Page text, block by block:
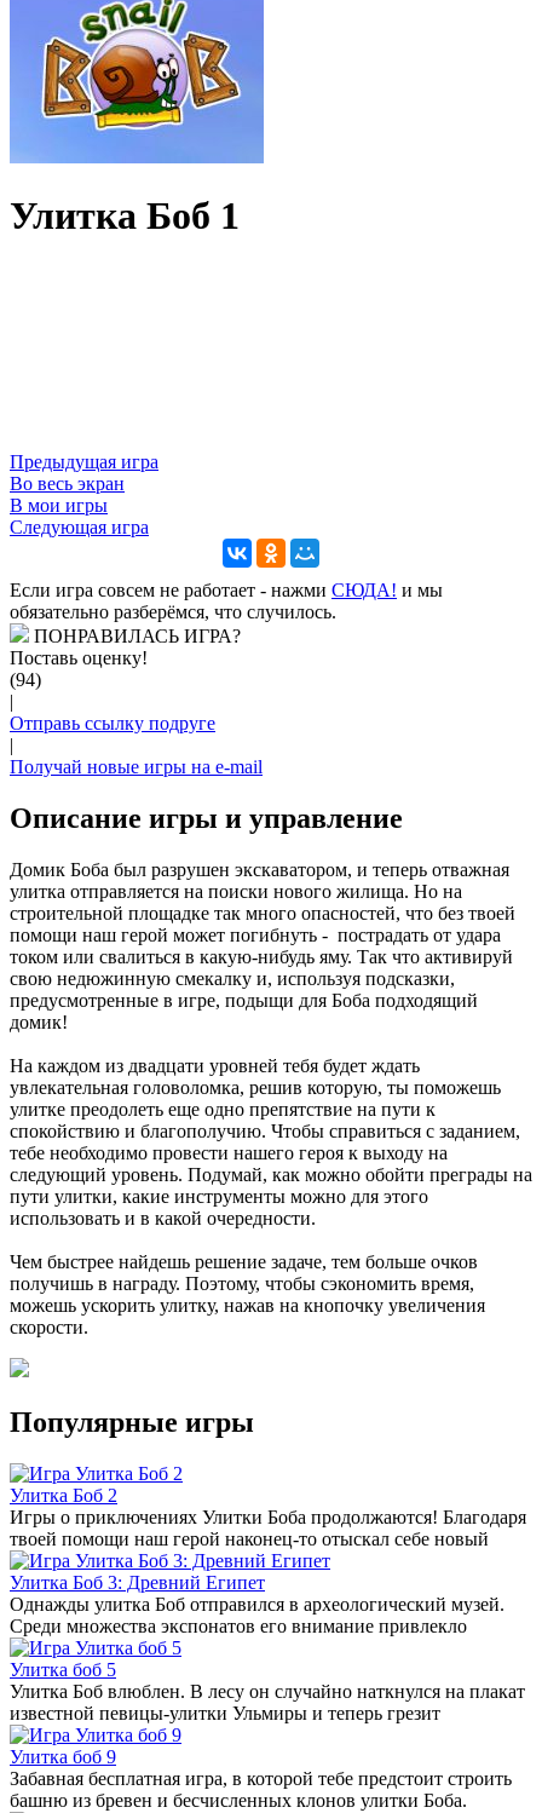
Улитка Боб 1
Предыдущая игра
Во весь экран
В мои игры
Следующая игра
Если игра совсем не работает - нажми CЮДА! и мы
обязательно разберёмся, что случилось.
ПОНРАВИЛАСЬ ИГРА?
Поставь оценку!
(94)
|
Отправь ссылку подруге
|
Получай новые игры на e-mail
Описание игры и управление
Домик Боба был разрушен экскаватором, и теперь отважная
улитка отправляется на поиски нового жилища. Но на
строительной площадке так много опасностей, что без твоей
помощи наш герой может погибнуть - пострадать от удара
током или свалиться в какую-нибудь яму. Так что активируй
свою недюжинную смекалку и, используя подсказки,
предусмотренные в игре, подыщи для Боба подходящий
домик!
На каждом из двадцати уровней тебя будет ждать
увлекательная головоломка, решив которую, ты поможешь
улитке преодолеть еще одно препятствие на пути к
спокойствию и благополучию. Чтобы справиться с заданием,
тебе необходимо провести нашего героя к выходу на
следующий уровень. Подумай, как можно обойти преграды на
пути улитки, какие инструменты можно для этого
использовать и в какой очередности.
Чем быстрее найдешь решение задаче, тем больше очков
получишь в награду. Поэтому, чтобы сэкономить время,
можешь ускорить улитку, нажав на кнопочку увеличения
скорости.
Популярные игры
Улитка Боб 2
Игры о приключениях Улитки Боба продолжаются! Благодаря
твоей помощи наш герой наконец-то отыскал себе новый
Улитка Боб 3: Древний Египет
Однажды улитка Боб отправился в археологический музей.
Среди множества экспонатов его внимание привлекло
Улитка боб 5
Улитка Боб влюблен. В лесу он случайно наткнулся на плакат
известной певицы-улитки Ульмиры и теперь грезит
Улитка боб 9
Забавная бесплатная игра, в которой тебе предстоит строить
башню из бревен и бесчисленных клонов улитки Боба.